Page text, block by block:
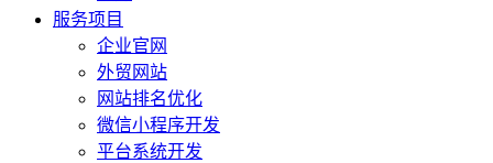
服务项目
企业官网
外贸网站
网站排名优化
微信小程序开发
平台系统开发